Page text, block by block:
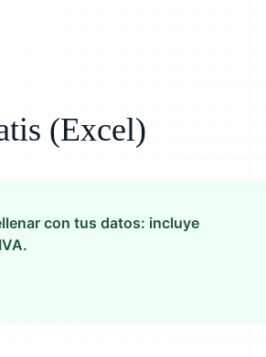
(Excel)
con tus datos: incluye